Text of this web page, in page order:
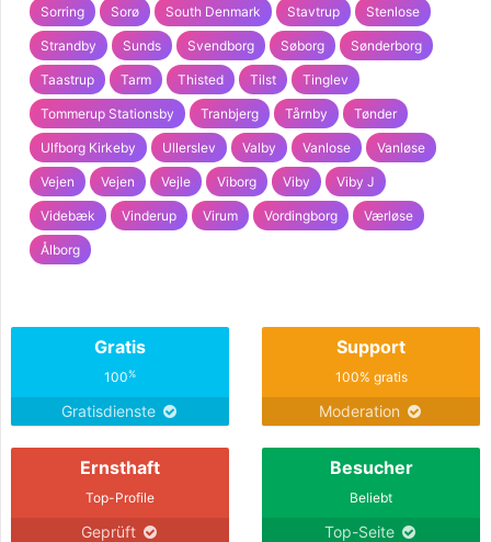
Sorring Sorø South Denmark Stavtrup Stenlose
Strandby Sunds Svendborg Søborg Sønderborg
Taastrup Tarm Thisted Tilst Tinglev
Tommerup Stationsby Tranbjerg Tårnby Tønder
Ulfborg Kirkeby Ullerslev Valby Vanlose Vanløse
Vejen Vejen Vejle Viborg Viby Viby J
Videbæk Vinderup Virum Vordingborg Værløse
Ålborg
Gratis
100%
Gratisdienste
Support
100% gratis
Moderation
Ernsthaft
Top-Profile
Geprüft
Besucher
Beliebt
Top-Seite